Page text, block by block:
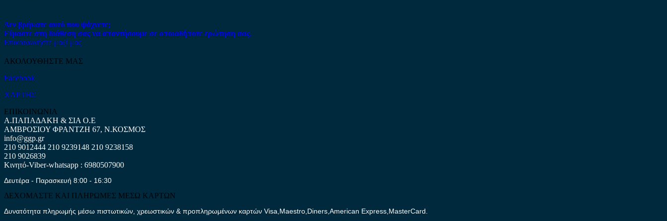
Δεν βρήκατε αυτό που ψάχνετε;
Είμαστε στη διάθεση σας να απαντήσουμε σε οποιαδήποτε ερώτηση σας.
Επικοινωνήστε μαζί μας
ΑΚΟΛΟΥΘΗΣΤΕ ΜΑΣ
Facebook
ΧΑΡΤΗΣ
ΕΠΙΚΟΙΝΩΝΙΑ
Α.ΠΑΠΑΔΑΚΗ & ΣΙΑ Ο.Ε
ΑΜΒΡΟΣΙΟΥ ΦΡΑΝΤΖΗ 67, Ν.ΚΟΣΜΟΣ
info@ggp.gr
210 9012444 210 9239148 210 9238158
210 9026839
Κινητό-Viber-whatsapp : 6980507900
Δευτέρα - Παρασκευή 8:00 - 16:30
ΔΕΧΟΜΑΣΤΕ ΚΑΙ ΠΛΗΡΩΜΕΣ ΜΕΣΩ ΚΑΡΤΩΝ
Δυνατότητα πληρωμής μέσω πιστωτικών, χρεωστικών & προπληρωμένων καρτών Visa,Maestro,Diners,American Express,MasterCard.